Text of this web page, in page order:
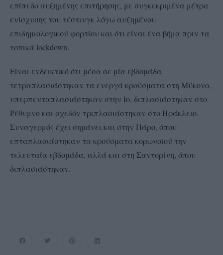
επίπεδο αυξημένης επιτήρησης, με συγκεκριμένα μέτρα
ενίσχυσης του τέστινγκ λόγω αυξημένου
επιδημιολογικού φορτίου και ότι είναι ένα βήμα πριν τα
τοπικά lockdown.
Είναι ενδεικτικό ότι μέσα σε μία εβδομάδα
τετραπλασιάστηκαν τα ενεργά κρούσματα στη Μύκονο,
υπερπενταπλασιάστηκαν στην Ιο, διπλασιάστηκαν στο
Ρέθυμνο και σχεδόν τριπλασιάστηκαν στο Ηράκλειο.
Συναγερμός έχει σημάνει και στην Πάρο, όπου
επταπλασιάστηκαν τα κρούσματα κορωνοϊού την
τελευταία εβδομάδα, αλλά και στη Σαντορίνη, όπου
διπλασιάστηκαν.